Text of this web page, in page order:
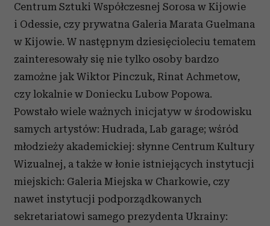
Centrum Sztuki Współczesnej Sorosa w Kijowie
i Odessie, czy prywatna Galeria Marata Guelmana
w Kijowie. W następnym dziesięcioleciu tematem
zainteresowały się nie tylko osoby bardzo
zamożne jak Wiktor Pinczuk, Rinat Achmetow,
czy lokalnie w Doniecku Lubow Popowa.
Powstało wiele ważnych inicjatyw w środowisku
samych artystów: Hudrada, Lab garage; wśród
młodzieży akademickiej: słynne Centrum Kultury
Wizualnej, a także w łonie istniejących instytucji
miejskich: Galeria Miejska w Charkowie, czy
nawet instytucji podporządkowanych
sekretariatowi samego prezydenta Ukrainy: